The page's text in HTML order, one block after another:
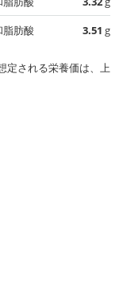
脂肪酸
3.51 g
定される栄養価は、上